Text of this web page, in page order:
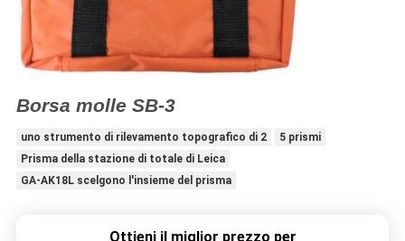
Borsa molle SB-3
uno strumento di rilevamento topografico di 2
5 prismi
Prisma della stazione di totale di Leica
GA-AK18L scelgono l'insieme del prisma
Ottieni il miglior prezzo per